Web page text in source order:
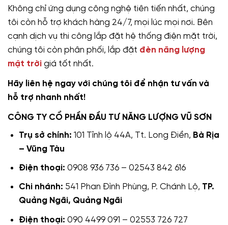
Không chỉ ứng dụng công nghệ tiên tiến nhất, chúng
tôi còn hỗ trợ khách hàng 24/7, mọi lúc mọi nơi. Bên
cạnh dịch vụ thi công lắp đặt hệ thống điện mặt trời,
chúng tôi còn phân phối, lắp đặt đèn năng lượng
mặt trời giá tốt nhất.
Hãy liên hệ ngay với chúng tôi để nhận tư vấn và
hỗ trợ nhanh nhất!
CÔNG TY CỔ PHẦN ĐẦU TƯ NĂNG LƯỢNG VŨ SƠN
Trụ sở chính: 101 Tỉnh lộ 44A, Tt. Long Điền, Bà Rịa
– Vũng Tàu
Điện thoại: 0908 936 736 – 02543 842 616
Chi nhánh: 541 Phan Đình Phùng, P. Chánh Lộ, TP.
Quảng Ngãi, Quảng Ngãi
Điện thoại: 090 4499 091 – 02553 726 727